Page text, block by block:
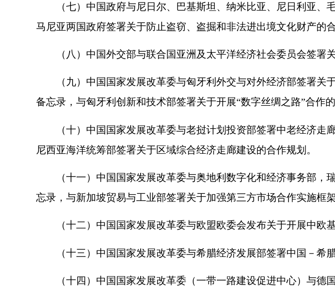
（七）中国政府与尼日尔、巴基斯坦、纳米比亚、尼日利亚、
马尼亚两国政府签署关于防止盗窃、盗掘和非法进出境文化财产的合
（八）中国外交部与联合国亚洲及太平洋经济社会委员会签署
（九）中国国家发展改革委与匈牙利外交与对外经济部签署关
备忘录，与匈牙利创新和技术部签署关于开展“数字丝绸之路”合作的
（十）中国国家发展改革委与老挝计划投资部签署中老经济走
尼西亚海洋统筹部签署关于区域综合经济走廊建设的合作规划。
（十一）中国国家发展改革委与奥地利数字化和经济事务部，
忘录，与新加坡贸易与工业部签署关于加强第三方市场合作实施框
（十二）中国国家发展改革委与欧盟欧委会发布关于开展中欧基
（十三）中国国家发展改革委与希腊经济发展部签署中国－希
（十四）中国国家发展改革委（一带一路建设促进中心）与德国